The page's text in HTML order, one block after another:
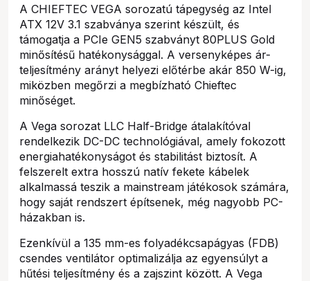
A CHIEFTEC VEGA sorozatú tápegység az Intel
ATX 12V 3.1 szabványa szerint készült, és
támogatja a PCIe GEN5 szabványt 80PLUS Gold
minősítésű hatékonysággal. A versenyképes ár-
teljesítmény arányt helyezi előtérbe akár 850 W-ig,
miközben megőrzi a megbízható Chieftec
minőséget.
A Vega sorozat LLC Half-Bridge átalakítóval
rendelkezik DC-DC technológiával, amely fokozott
energiahatékonyságot és stabilitást biztosít. A
felszerelt extra hosszú natív fekete kábelek
alkalmassá teszik a mainstream játékosok számára,
hogy saját rendszert építsenek, még nagyobb PC-
házakban is.
Ezenkívül a 135 mm-es folyadékcsapágyas (FDB)
csendes ventilátor optimalizálja az egyensúlyt a
hűtési teljesítmény és a zajszint között. A Vega